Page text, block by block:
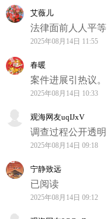
艾薇儿
法律面前人人平等
2025年08月14日 11:55
春暖
案件进展引热议。
2025年08月14日 10:33
观海网友uqIJxV
调查过程公开透明
2025年08月14日 09:18
宁静致远
已阅读
2025年08月14日 09:12